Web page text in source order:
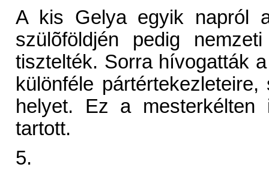
A kis Gelya egyik napról
szülõföldjén pedig
tisztelték. Sorra hívogatták
különféle
helyet. Ez a mesterkélten
tartott.
5.